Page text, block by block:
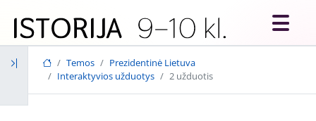
Temos
Prezidentinė Lietuva
Interaktyvios užduotys
2 užduotis